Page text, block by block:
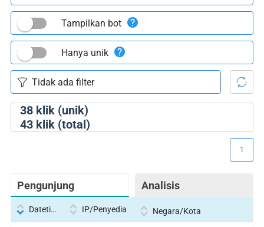
38klik (unik)
43klik (total)
Tampilkan bot
Hanya unik
Pengunjung Analisis
1
Datetime IP/Penyedia Negara/Kota